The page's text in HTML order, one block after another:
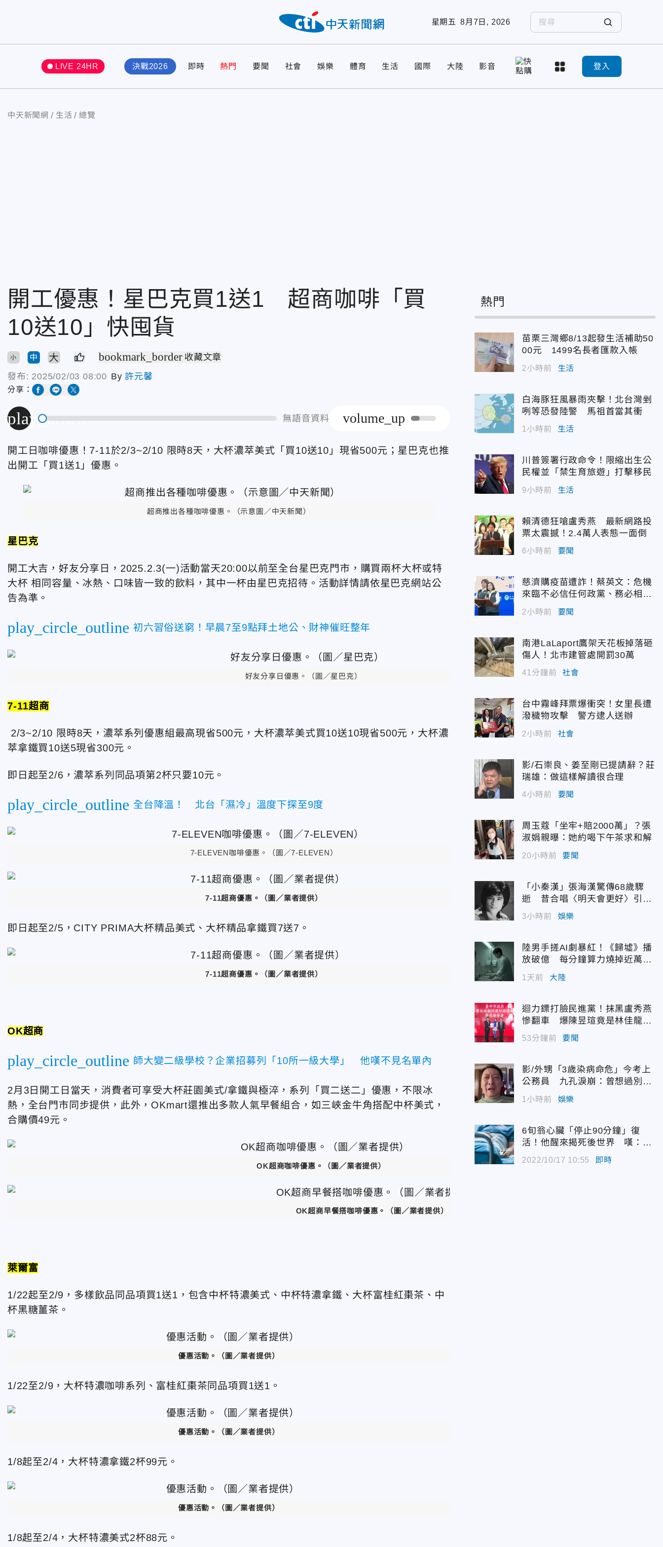
星期五 8月7日, 2026
LIVE 24HR 決戰2026 即時 熱門 要聞 社會 娛樂 體育 生活 國際 大陸 影音 登入
中天新聞網 生活 總覽
開工優惠！星巴克買1送1 超商咖啡「買
10送10」快囤貨
小 中 大 bookmark_border 收藏文章
發布: 2025/02/03 08:00 By許元馨
分享：
play_arrow 無語音資料 volume_up
開工日咖啡優惠！7-11於2/3~2/10 限時8天，大杯濃萃美式「買10送10」現省500元；星巴克也推
出開工「買1送1」優惠。
超商推出各種咖啡優惠。（示意圖／中天新聞）
星巴克
開工大吉，好友分享日，2025.2.3(一)活動當天20:00以前至全台星巴克門市，購買兩杯大杯或特
大杯 相同容量、冰熱、口味皆一致的飲料，其中一杯由星巴克招待。活動詳情請依星巴克網站公
告為準。
play_circle_outline 初六習俗送窮！早晨7至9點拜土地公、財神催旺整年
好友分享日優惠。（圖／星巴克）
7-11超商
2/3~2/10 限時8天，濃萃系列優惠組最高現省500元，大杯濃萃美式買10送10現省500元，大杯濃
萃拿鐵買10送5現省300元。
即日起至2/6，濃萃系列同品項第2杯只要10元。
play_circle_outline 全台降溫！ 北台「濕冷」溫度下探至9度
7-ELEVEN咖啡優惠。（圖／7-ELEVEN）
7-11超商優惠。（圖／業者提供）
即日起至2/5，CITY PRIMA大杯精品美式、大杯精品拿鐵買7送7。
7-11超商優惠。（圖／業者提供）
OK超商
play_circle_outline 師大變二級學校？企業招募列「10所一級大學」 他嘆不見名單內
2月3日開工日當天，消費者可享受大杯莊園美式/拿鐵與極淬，系列「買二送二」優惠，不限冰
熱，全台門市同步提供，此外，OKmart還推出多款人氣早餐組合，如三峽金牛角搭配中杯美式，
合購價49元。
OK超商咖啡優惠。（圖／業者提供）
OK超商早餐搭咖啡優惠。（圖／業者提供）
萊爾富
1/22起至2/9，多樣飲品同品項買1送1，包含中杯特濃美式、中杯特濃拿鐵、大杯富桂紅棗茶、中
杯黑糖薑茶。
優惠活動。（圖／業者提供）
1/22至2/9，大杯特濃咖啡系列、富桂紅棗茶同品項買1送1。
優惠活動。（圖／業者提供）
1/8起至2/4，大杯特濃拿鐵2杯99元。
優惠活動。（圖／業者提供）
1/8起至2/4，大杯特濃美式2杯88元。
熱門
苗栗三灣鄉8/13起發生活補助50
00元 1499名長者匯款入帳
2小時前 生活
白海豚狂風暴雨夾擊！北台灣剉
咧等恐發陸警 馬祖首當其衝
1小時前 生活
川普簽署行政命令！限縮出生公
民權並「禁生育旅遊」打擊移民
9小時前 生活
賴清德狂嗆盧秀燕 最新網路投
票太震撼！2.4萬人表態一面倒
6小時前 要聞
慈濟購疫苗遭詐！蔡英文：危機
來臨不必信任何政黨、務必相信
專業
2小時前 要聞
南港LaLaport鷹架天花板掉落砸
傷人！北市建管處開罰30萬
41分鐘前 社會
台中霧峰拜票爆衝突！女里長遭
潑穢物攻擊 警方逮人送辦
2小時前 社會
影/石崇良、姜至剛已提請辭？莊
瑞雄：做這樣解讀很合理
4小時前 要聞
周玉蔻「坐牢+賠2000萬」？張
淑娟親曝：她約喝下午茶求和解
20小時前 要聞
「小秦漢」張海漢驚傳68歲驟
逝 昔合唱〈明天會更好〉引追
憶
3小時前 娛樂
陸男手搓AI劇暴紅！《歸墟》播
放破億 每分鐘算力燒掉近萬台
1天前 大陸
迴力鏢打臉民進黨！抹黑盧秀燕
慘翻車 爆陳昱瑄竟是林佳龍聘
53分鐘前 要聞
影/外甥「3歲染病命危」今考上
公務員 九孔淚崩：曾想過別救
他
1小時前 娛樂
6旬翁心臟「停止90分鐘」復
活！他醒來揭死後世界 嘆：很
2022/10/17 10:55 即時